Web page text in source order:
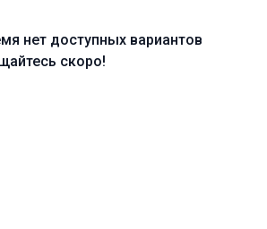
нет доступных вариантов
скоро!